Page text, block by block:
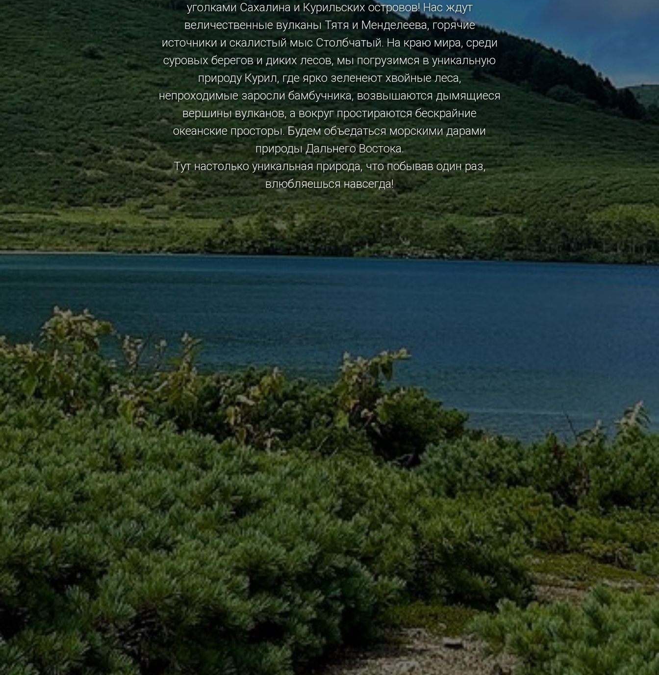
уголками Сахалина и Курильских островов! Нас ждут
величественные вулканы Тятя и Менделеева, горячие
источники и скалистый мыс Столбчатый. На краю мира, среди
суровых берегов и диких лесов, мы погрузимся в уникальную
природу Курил, где ярко зеленеют хвойные леса,
непроходимые заросли бамбучника, возвышаются дымящиеся
вершины вулканов, а вокруг простираются бескрайние
океанские просторы. Будем объедаться морскими дарами
природы Дальнего Востока.
Тут настолько уникальная природа, что побывав один раз,
влюбляешься навсегда!